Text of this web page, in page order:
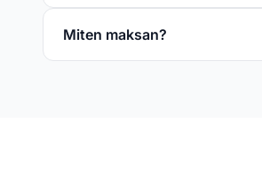
Miten maksan?